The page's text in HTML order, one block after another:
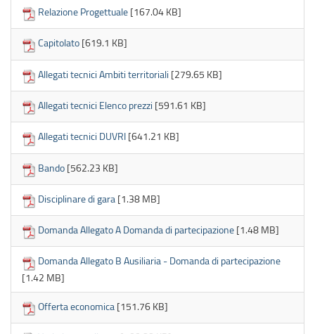
Relazione Progettuale [167.04 KB]
Capitolato [619.1 KB]
Allegati tecnici Ambiti territoriali [279.65 KB]
Allegati tecnici Elenco prezzi [591.61 KB]
Allegati tecnici DUVRI [641.21 KB]
Bando [562.23 KB]
Disciplinare di gara [1.38 MB]
Domanda Allegato A Domanda di partecipazione [1.48 MB]
Domanda Allegato B Ausiliaria - Domanda di partecipazione
[1.42 MB]
Offerta economica [151.76 KB]